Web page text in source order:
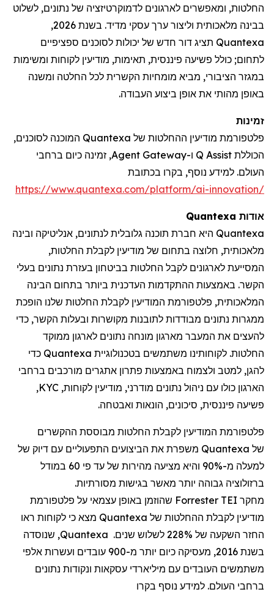
החלטות, ומאפשרים לארגונים לדמוקרטיזציה של נתונים, לשלוט
בבינה מלאכותית וליצור ערך עסקי מדיד. בשנת 2026,
Quantexa תציג דור חדש של יכולות לסוכנים ספציפיים
לתחום; כולל פשיעה פיננסית, תאימות, מודיעין לקוחות ומשימות
במגזר הציבורי, מביא מומחיות הקשרית לכל החלטה ומשנה
באופן מהותי את אופן ביצוע העבודה.
זמינות
פלטפורמת מודיעין ההחלטות של Quantexa המוכנה לסוכנים,
הכוללת Q Assist ו-Agent Gateway, זמינה כיום ברחבי
העולם. למידע נוסף, בקרו בכתובת
https://www.quantexa.com/platform/ai-innovation/
אודות Quantexa
Quantexa היא חברת תוכנה גלובלית לנתונים, אנליטיקה ובינה
מלאכותית, חלוצה בתחום של מודיעין לקבלת החלטות,
המסייעת לארגונים לקבל החלטות בביטחון בעזרת נתונים בעלי
הקשר. באמצעות ההתקדמות העדכנית ביותר בתחום הבינה
המלאכותית, פלטפורמת המודיעין לקבלת החלטות שלנו הופכת
ממגרות נתונים מבודדות לתובנות מקושרות ובעלות הקשר, כדי
להעצים את המעבר מארגון מונחה נתונים לארגון ממוקד
החלטות. לקוחותינו משתמשים בטכנולוגיית Quantexa כדי
להגן, למטב ולצמוח באמצעות פתרון אתגרים מורכבים ברחבי
הארגון כולו עם ניהול נתונים מודרני, מודיעין לקוחות, KYC
,
פשיעה פיננסית, סיכונים, הונאות ואבטחה.
פלטפורמת המודיעין לקבלת החלטות מבוססת ההקשרים
של Quantexa משפרת את הביצועים התפעוליים עם דיוק של
למעלה מ-90% והיא מציעה מהירות של עד פי 60 במודל
ברזולוציה גבוהה יותר מאשר בגישות מסורתיות.
מחקר Forrester TEI שהוזמן באופן עצמאי על פלטפורמת
מודיעין לקבלת ההחלטות של Quantexa מצא כי לקוחות ראו
החזר השקעה של 228% לשלוש שנים.
Quantexa, שנוסדה
בשנת 2016, מעסיקה כיום יותר מ-
900 עובדים ועשרות אלפי
משתמשים העובדים עם מיליארדי עסקאות ונקודות נתונים
ברחבי העולם. למידע נוסף בקרו